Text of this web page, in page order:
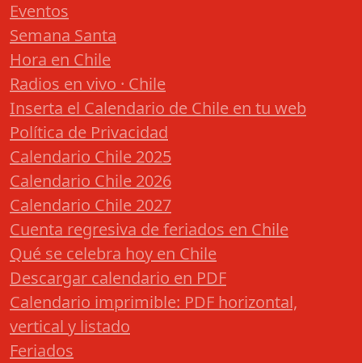
Eventos
Semana Santa
Hora en Chile
Radios en vivo · Chile
Inserta el Calendario de Chile en tu web
Política de Privacidad
Calendario Chile 2025
Calendario Chile 2026
Calendario Chile 2027
Cuenta regresiva de feriados en Chile
Qué se celebra hoy en Chile
Descargar calendario en PDF
Calendario imprimible: PDF horizontal,
vertical y listado
Feriados